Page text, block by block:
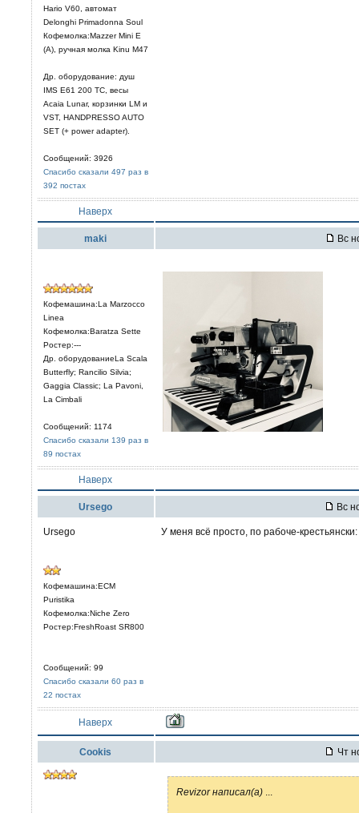
Hario V60, автомат
Delonghi Primadonna Soul
Кофемолка:Mazzer Mini E
(A), ручная молка Kinu M47
Др. оборудование: душ
IMS E61 200 TC, весы
Acaia Lunar, корзинки LM и
VST, HANDPRESSO AUTO
SET (+ power adapter).
Сообщений: 3926
Спасибо сказали 497 раз в
392 постах
Наверх
maki Вс
Кофемашина:La Marzocco
Linea
Кофемолка:Baratza Sette
Ростер:---
Др. оборудованиеLa Scala
Butterfly; Rancilio Silvia;
Gaggia Classic; La Pavoni,
La Cimbali
Сообщений: 1174
Спасибо сказали 139 раз в
89 постах
Наверх
Ursego Вс
Ursego
Кофемашина:ECM
Puristika
Кофемолка:Niche Zero
Ростер:FreshRoast SR800
Сообщений: 99
Спасибо сказали 60 раз в
22 постах
У меня всё просто, по рабоче-крестьянски:
Наверх
Cookis Чт
Revizor написал(а)